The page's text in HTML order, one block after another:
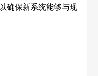
确保新系统能够与现